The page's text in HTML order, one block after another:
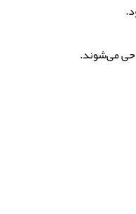
می‌شوند.